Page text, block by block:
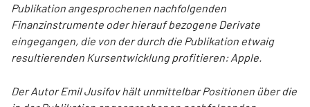
Publikation angesprochenen nachfolgenden
Finanzinstrumente oder hierauf bezogene Derivate
eingegangen, die von der durch die Publikation etwaig
resultierenden Kursentwicklung profitieren: Apple.
Der Autor Emil Jusifov hält unmittelbar Positionen über die